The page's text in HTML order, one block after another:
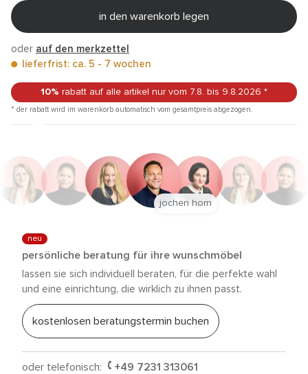
in den warenkorb legen
oder auf den merkzettel
lieferfrist: ca. 5 - 7 wochen
10% rabatt auf alle artikel nur vom 7.8. bis 9.8.2026 *
* der rabatt wird im warenkorb automatisch vom gesamtpreis abgezogen.
neu
persönliche beratung für ihre wunschmöbel
lassen sie sich individuell beraten, für die perfekte wahl
und eine einrichtung, die wirklich zu ihnen passt.
kostenlosen beratungstermin buchen
oder telefonisch: +49 7231 313061
jochen horn